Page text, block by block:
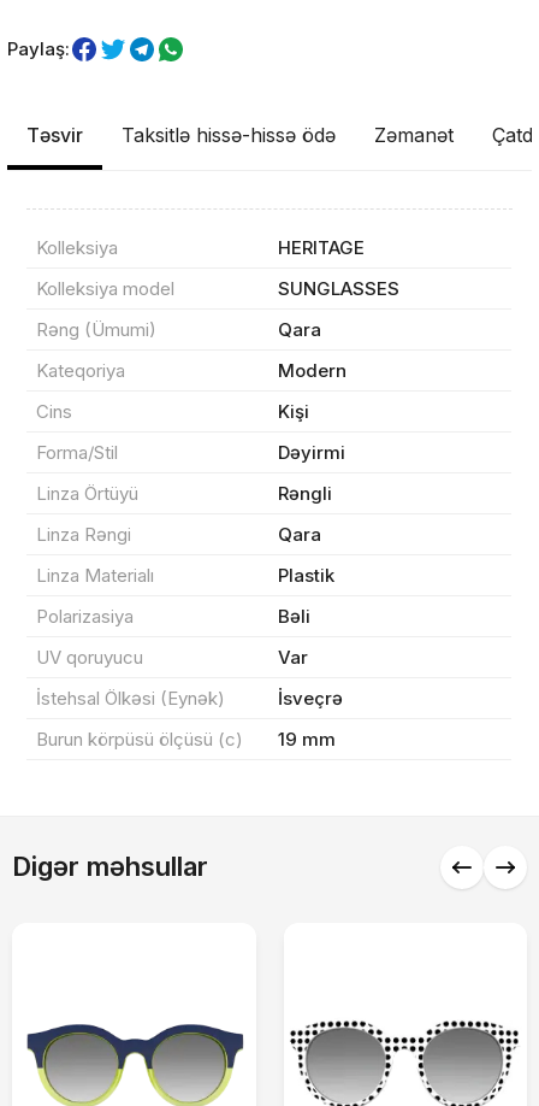
Paylaş:
Təsvir Taksitlə hissə-hissə ödə Zəmanət
Kolleksiya
HERITAGE
Kolleksiya model
SUNGLASSES
Rəng (Ümumi)
Qara
Kateqoriya
Modern
Cins
Kişi
Forma/Stil
Dəyirmi
Linza Örtüyü
Rəngli
Linza Rəngi
Qara
Linza Materialı
Plastik
Polarizasiya
Bəli
UV qoruyucu
Var
İstehsal Ölkəsi (Eynək)
İsveçrə
Burun körpüsü ölçüsü (c)
19 mm
Digər məhsullar
Məhsul(lar) səbətə əlavə edildi
Məhsul toplam
Çatdırılma